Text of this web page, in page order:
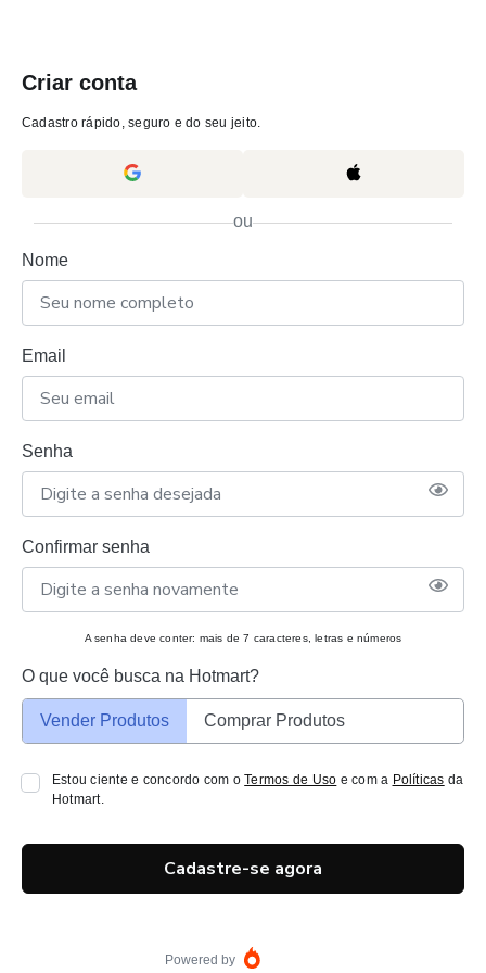
Criar conta
Cadastro rápido, seguro e do seu jeito.
ou
Nome
Email
Senha
Confirmar senha
A senha deve conter: mais de 7 caracteres, letras e números
O que você busca na Hotmart?
Vender Produtos Comprar Produtos
Estou ciente e concordo com oTermos de Uso e com a Políticas da
Hotmart.
Cadastre-se agora
Powered by